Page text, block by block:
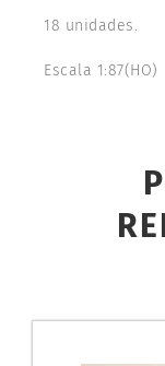
18 unidades.
Escala 1:87(HO)